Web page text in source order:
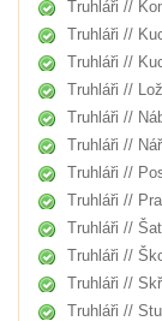
Truhláři //
Truhláři //
Truhláři //
Truhláři //
Truhláři //
Truhláři //
Truhláři //
Truhláři //
Truhláři //
Truhláři //
Truhláři //
Truhláři //